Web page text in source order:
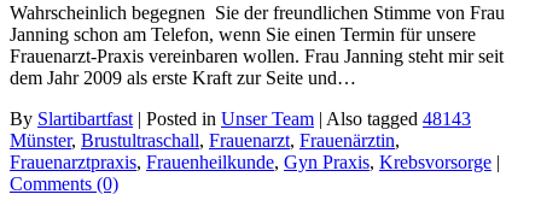
Wahrscheinlich begegnen Sie der freundlichen Stimme von Frau
Janning schon am Telefon, wenn Sie einen Termin für unsere
Frauenarzt-Praxis vereinbaren wollen. Frau Janning steht mir seit
dem Jahr 2009 als erste Kraft zur Seite und…
By Slartibartfast | Posted in Unser Team | Also tagged 48143
Münster, Brustultraschall, Frauenarzt, Frauenärztin,
Frauenarztpraxis, Frauenheilkunde, Gyn Praxis, Krebsvorsorge |
Comments (0)